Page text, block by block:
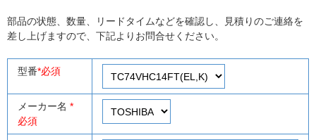
部品の状態、数量、リードタイムなどを確認し、見積りのご連絡を
差し上げますので、下記よりお問合せください。
型番*必須
メーカー名 *
必須